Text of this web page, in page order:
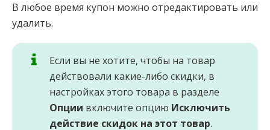
В любое время купон можно отредактировать или
удалить.
Если вы не хотите, чтобы на товар
действовали какие-либо скидки, в
настройках этого товара в разделе
Опции включите опцию Исключить
действие скидок на этот товар.